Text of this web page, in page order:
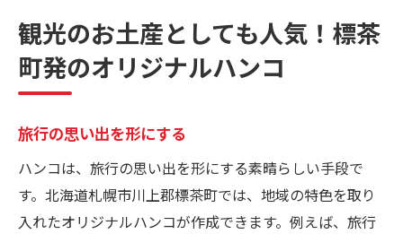
観光のお土産としても人気！標茶
町発のオリジナルハンコ
旅行の思い出を形にする
ハンコは、旅行の思い出を形にする素晴らしい手段で
す。北海道札幌市川上郡標茶町では、地域の特色を取り
入れたオリジナルハンコが作成できます。例えば、旅行